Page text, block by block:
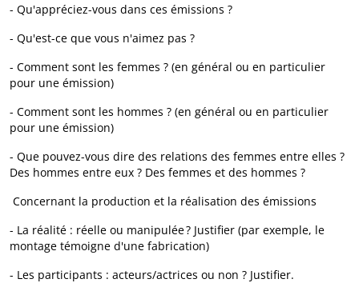
- Qu'appréciez-vous dans ces émissions ?
- Qu'est-ce que vous n'aimez pas ?
- Comment sont les femmes ? (en général ou en particulier
pour une émission)
- Comment sont les hommes ? (en général ou en particulier
pour une émission)
- Que pouvez-vous dire des relations des femmes entre elles ?
Des hommes entre eux ? Des femmes et des hommes ?
Concernant la production et la réalisation des émissions
- La réalité : réelle ou manipulée ? Justifier (par exemple, le
montage témoigne d'une fabrication)
- Les participants : acteurs/actrices ou non ? Justifier.